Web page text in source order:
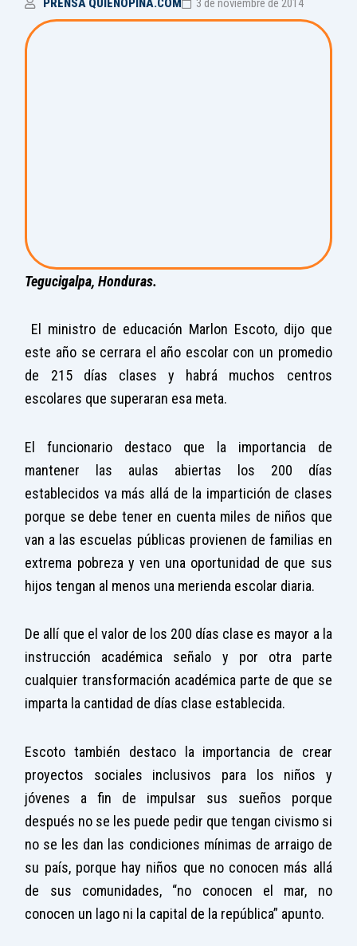
Tegucigalpa, Honduras.
El ministro de educación Marlon Escoto, dijo que
este año se cerrara el año escolar con un promedio
de 215 días clases y habrá muchos centros
escolares que superaran esa meta.
El funcionario destaco que la importancia de
mantener las aulas abiertas los 200 días
establecidos va más allá de la impartición de clases
porque se debe tener en cuenta miles de niños que
van a las escuelas públicas provienen de familias en
extrema pobreza y ven una oportunidad de que sus
hijos tengan al menos una merienda escolar diaria.
De allí que el valor de los 200 días clase es mayor a la
instrucción académica señalo y por otra parte
cualquier transformación académica parte de que se
imparta la cantidad de días clase establecida.
Escoto también destaco la importancia de crear
proyectos sociales inclusivos para los niños y
jóvenes a fin de impulsar sus sueños porque
después no se les puede pedir que tengan civismo si
no se les dan las condiciones mínimas de arraigo de
su país, porque hay niños que no conocen más allá
de sus comunidades, “no conocen el mar, no
conocen un lago ni la capital de la república” apunto.